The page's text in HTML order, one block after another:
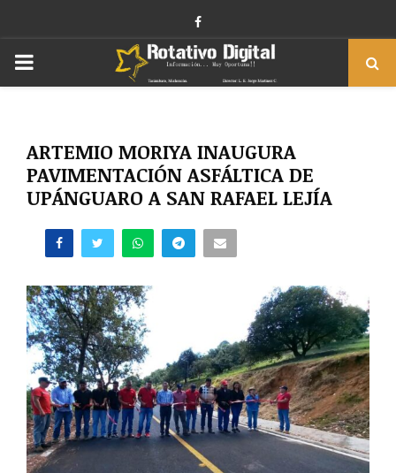
Facebook
PRIMARY
ARTEMIO MORIYA INAUGURA
PAVIMENTACIÓN ASFÁLTICA DE
UPÁNGUARO A SAN RAFAEL LEJÍA